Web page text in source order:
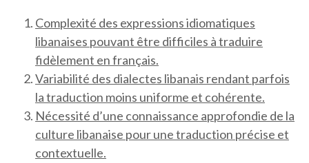
Complexité des expressions idiomatiques
libanaises pouvant être difficiles à traduire
fidèlement en français.
Variabilité des dialectes libanais rendant parfois
la traduction moins uniforme et cohérente.
Nécessité d’une connaissance approfondie de la
culture libanaise pour une traduction précise et
contextuelle.